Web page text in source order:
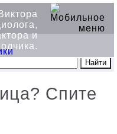
Спите